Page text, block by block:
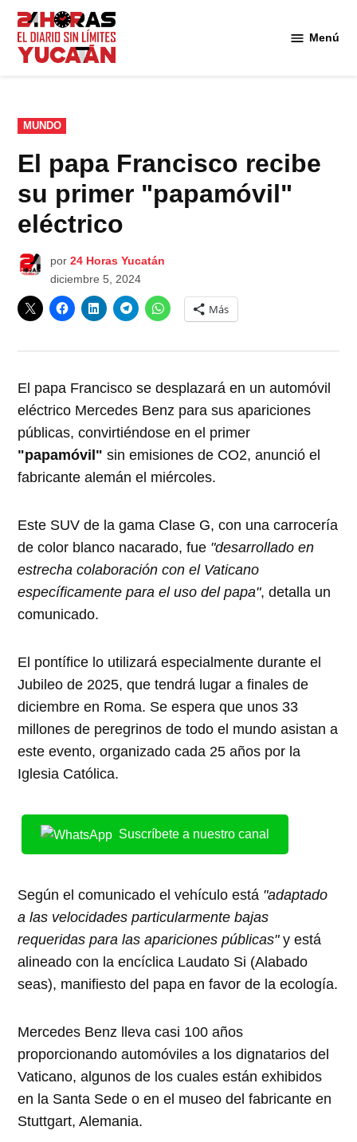
Saltar
contenido
Menú
PUBLICADO
EN
MUNDO
El papa Francisco recibe
su primer "papamóvil"
eléctrico
por 24 Horas Yucatán
diciembre 5, 2024
Más
El papa Francisco se desplazará en un automóvil
eléctrico Mercedes Benz para sus apariciones
públicas, convirtiéndose en el primer
"papamóvil" sin emisiones de CO2, anunció el
fabricante alemán el miércoles.
Este SUV de la gama Clase G, con una carrocería
de color blanco nacarado, fue "desarrollado en
estrecha colaboración con el Vaticano
específicamente para el uso del papa", detalla un
comunicado.
El pontífice lo utilizará especialmente durante el
Jubileo de 2025, que tendrá lugar a finales de
diciembre en Roma. Se espera que unos 33
millones de peregrinos de todo el mundo asistan a
este evento, organizado cada 25 años por la
Iglesia Católica.
Suscríbete a nuestro canal
Según el comunicado el vehículo está "adaptado
a las velocidades particularmente bajas
requeridas para las apariciones públicas"y está
alineado con la encíclica Laudato Si (Alabado
seas), manifiesto del papa en favor de la ecología.
Mercedes Benz lleva casi 100 años
proporcionando automóviles a los dignatarios del
Vaticano, algunos de los cuales están exhibidos
en la Santa Sede o en el museo del fabricante en
Stuttgart, Alemania.